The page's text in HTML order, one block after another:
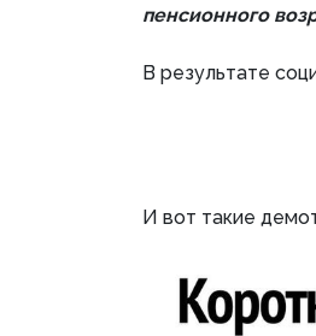
пенсионного
В результате
И вот такие